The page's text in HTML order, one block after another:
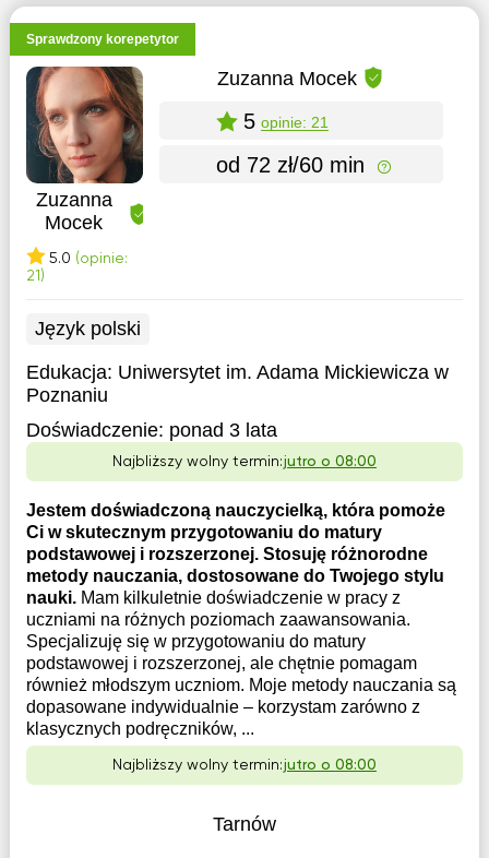
Sprawdzony korepetytor
Zuzanna
Mocek
5.0 (opinie:
21)
Zuzanna Mocek
5 opinie: 21
od 72 zł/60 min
Język polski
Edukacja: Uniwersytet im. Adama Mickiewicza w
Poznaniu
Doświadczenie: ponad 3 lata
Najbliższy wolny termin:jutro o 08:00
Jestem doświadczoną nauczycielką, która pomoże
Ci w skutecznym przygotowaniu do matury
podstawowej i rozszerzonej. Stosuję różnorodne
metody nauczania, dostosowane do Twojego stylu
nauki. Mam kilkuletnie doświadczenie w pracy z
uczniami na różnych poziomach zaawansowania.
Specjalizuję się w przygotowaniu do matury
podstawowej i rozszerzonej, ale chętnie pomagam
również młodszym uczniom. Moje metody nauczania są
dopasowane indywidualnie – korzystam zarówno z
klasycznych podręczników, ...
Najbliższy wolny termin:jutro o 08:00
Tarnów